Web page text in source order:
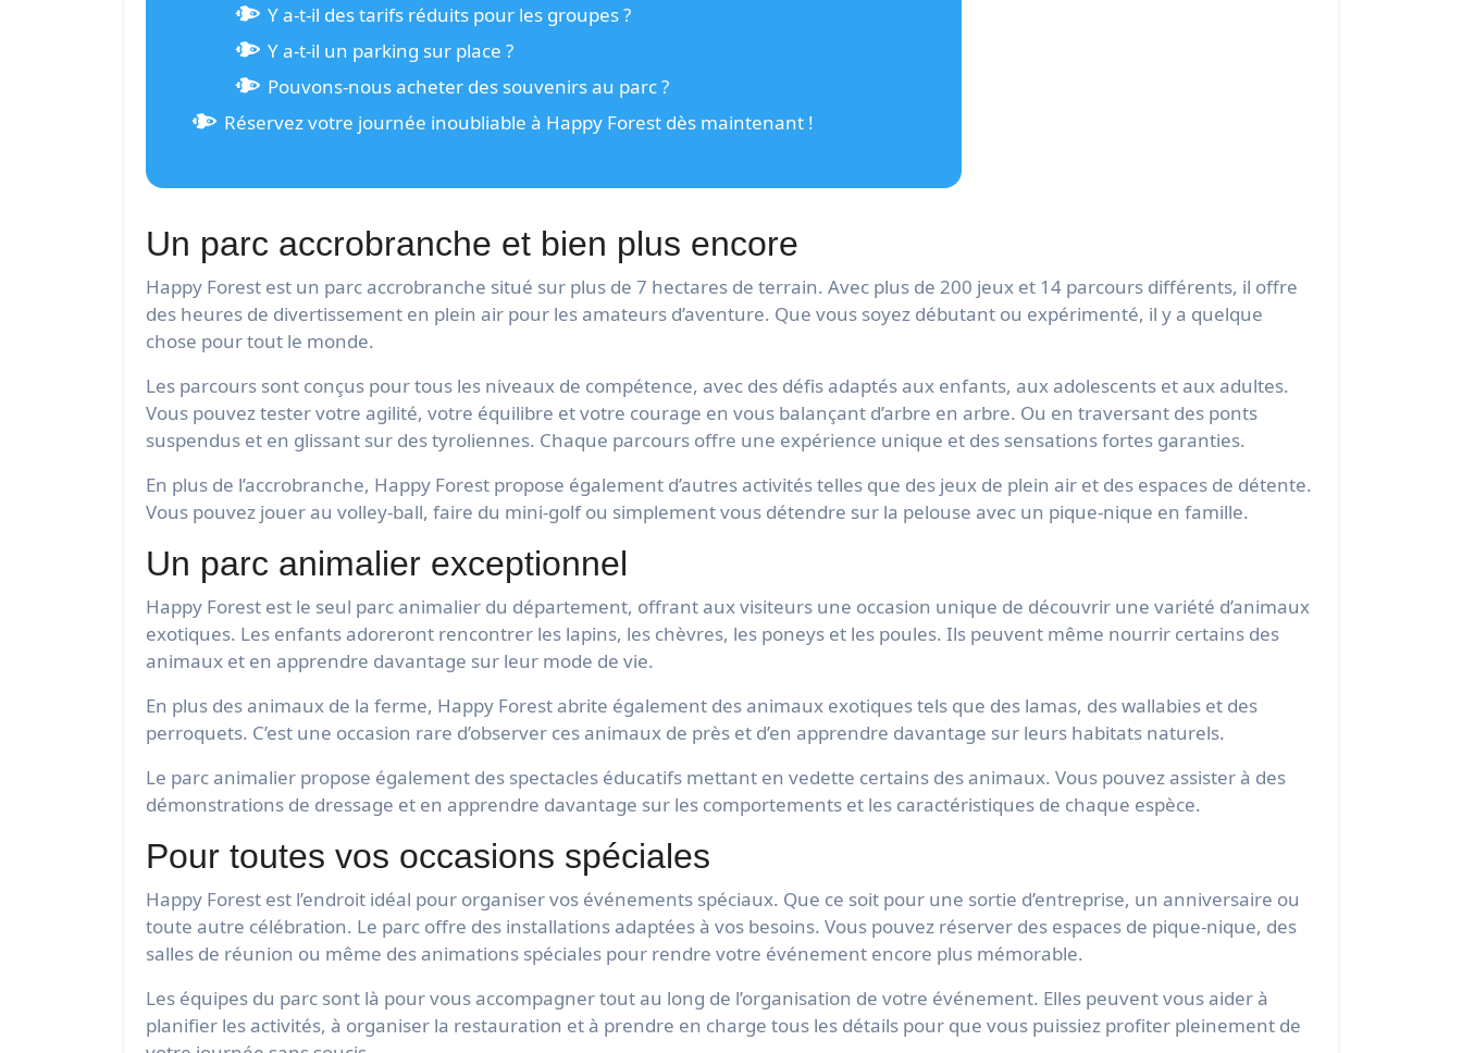
Y a-t-il des tarifs réduits pour les groupes ?
Y a-t-il un parking sur place ?
Pouvons-nous acheter des souvenirs au parc ?
Réservez votre journée inoubliable à Happy Forest dès maintenant !
Un parc accrobranche et bien plus encore
Happy Forest est un parc accrobranche situé sur plus de 7 hectares de terrain. Avec plus de 200 jeux et 14 parcours différents, il offre
des heures de divertissement en plein air pour les amateurs d’aventure. Que vous soyez débutant ou expérimenté, il y a quelque
chose pour tout le monde.
Les parcours sont conçus pour tous les niveaux de compétence, avec des défis adaptés aux enfants, aux adolescents et aux adultes.
Vous pouvez tester votre agilité, votre équilibre et votre courage en vous balançant d’arbre en arbre. Ou en traversant des ponts
suspendus et en glissant sur des tyroliennes. Chaque parcours offre une expérience unique et des sensations fortes garanties.
En plus de l’accrobranche, Happy Forest propose également d’autres activités telles que des jeux de plein air et des espaces de détente.
Vous pouvez jouer au volley-ball, faire du mini-golf ou simplement vous détendre sur la pelouse avec un pique-nique en famille.
Un parc animalier exceptionnel
Happy Forest est le seul parc animalier du département, offrant aux visiteurs une occasion unique de découvrir une variété d’animaux
exotiques. Les enfants adoreront rencontrer les lapins, les chèvres, les poneys et les poules. Ils peuvent même nourrir certains des
animaux et en apprendre davantage sur leur mode de vie.
En plus des animaux de la ferme, Happy Forest abrite également des animaux exotiques tels que des lamas, des wallabies et des
perroquets. C’est une occasion rare d’observer ces animaux de près et d’en apprendre davantage sur leurs habitats naturels.
Le parc animalier propose également des spectacles éducatifs mettant en vedette certains des animaux. Vous pouvez assister à des
démonstrations de dressage et en apprendre davantage sur les comportements et les caractéristiques de chaque espèce.
Pour toutes vos occasions spéciales
Happy Forest est l’endroit idéal pour organiser vos événements spéciaux. Que ce soit pour une sortie d’entreprise, un anniversaire ou
toute autre célébration. Le parc offre des installations adaptées à vos besoins. Vous pouvez réserver des espaces de pique-nique, des
salles de réunion ou même des animations spéciales pour rendre votre événement encore plus mémorable.
Les équipes du parc sont là pour vous accompagner tout au long de l’organisation de votre événement. Elles peuvent vous aider à
planifier les activités, à organiser la restauration et à prendre en charge tous les détails pour que vous puissiez profiter pleinement de